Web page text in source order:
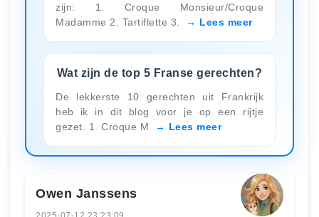
zijn: 1. Croque Monsieur/Croque
Madamme 2. Tartiflette 3.
Lees meer
Wat zijn de top 5 Franse gerechten?
De lekkerste 10 gerechten uit Frankrijk
heb ik in dit blog voor je op een rijtje
gezet. 1. Croque M
Lees meer
Owen Janssens